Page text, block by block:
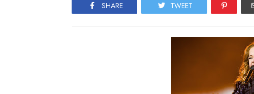
SHARE TWEET